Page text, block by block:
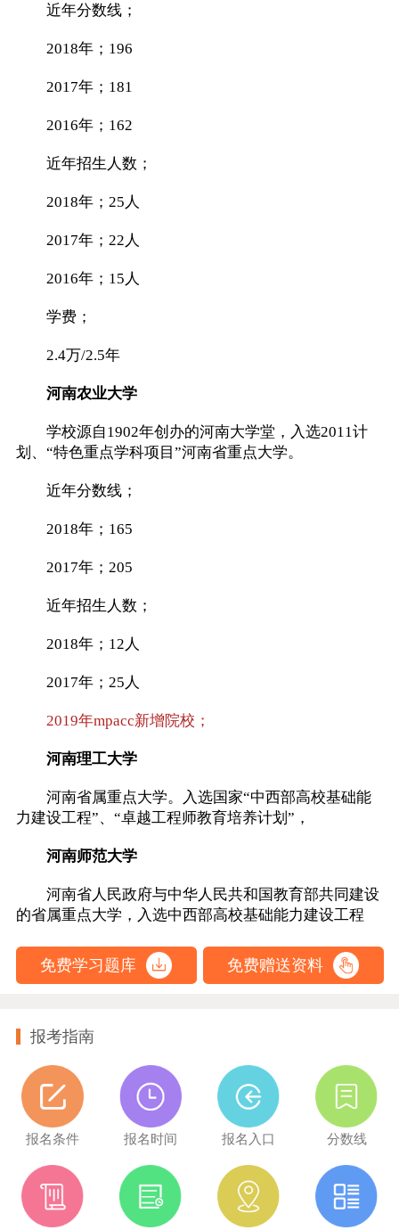
近年分数线；
2018年；196
2017年；181
2016年；162
近年招生人数；
2018年；25人
2017年；22人
2016年；15人
学费；
2.4万/2.5年
河南农业大学
学校源自1902年创办的河南大学堂，入选2011计
划、“特色重点学科项目”河南省重点大学。
近年分数线；
2018年；165
2017年；205
近年招生人数；
2018年；12人
2017年；25人
2019年mpacc新增院校；
河南理工大学
河南省属重点大学。入选国家“中西部高校基础能
力建设工程”、“卓越工程师教育培养计划”，
河南师范大学
河南省人民政府与中华人民共和国教育部共同建设
的省属重点大学，入选中西部高校基础能力建设工程
免费学习题库 免费赠送资料
报考指南
报名条件 报名时间 报名入口 分数线